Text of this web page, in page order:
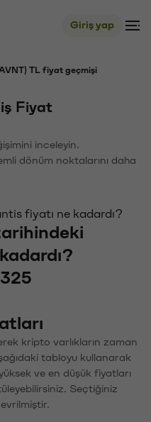
Giriş yap
TL fiyat geçmişi
Fiyat
inceleyin.
dönüm noktalarını daha
fiyatı ne kadardı?
kripto varlıkların zaman
tabloyu kullanarak
ve en düşük fiyatları
Seçtiğiniz